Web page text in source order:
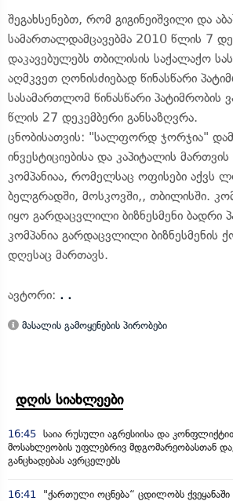
შეგახსენებთ, რომ გიგინეიშვილი და
სამართალდამცავებმა 2010 წლის 7
დაკავებულებს თბილისის საქალაქო
აღმკვეთ ღონისძიებად წინასწარი
სასამართლომ წინასწარი პატიმრობის
წლის 27 დეკემბერი განსაზღვრა.
ცნობისათვის: "სალფორდ ჯორჯია"
ინვესტიციებისა და კაპიტალის
კომპანიაა, რომელსაც ოფისები აქვს
ბელგრადში, მოსკოვში,, თბილისში.
იყო გარდაცვლილი ბიზნესმენი ბადრი
კომპანია გარდაცვლილი ბიზნესმენის
დღესაც მართავს.
ავტორი: . .
მასალის გამოყენების პირობები
დღის სიახლეები
16:45 საია რუსული აგრესიისა და
მოსახლეობის უფლებრივ მდგომარეობასთან
განცხადებას ავრცელებს
16:41
"ქართული ოცნება“ ცდილობს ქვეყანაში